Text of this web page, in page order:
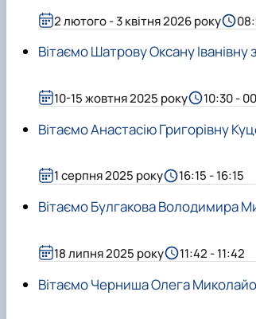
2 лютого - 3 квітня 2026 року
Вітаємо Шатрову Оксану
10-15 жовтня 2025 року 10:30 -
Вітаємо Анастасію Григорівну
1 серпня 2025 року 16:15 - 16:15
Вітаємо Булгакова Володимира
18 липня 2025 року 11:42 - 11:42
Вітаємо Черниша Олега